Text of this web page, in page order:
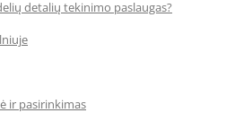
detalių tekinimo paslaugas?
ir pasirinkimas